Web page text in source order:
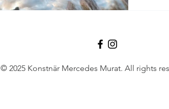
© 2025 Konstnär Mercedes Murat. All rights